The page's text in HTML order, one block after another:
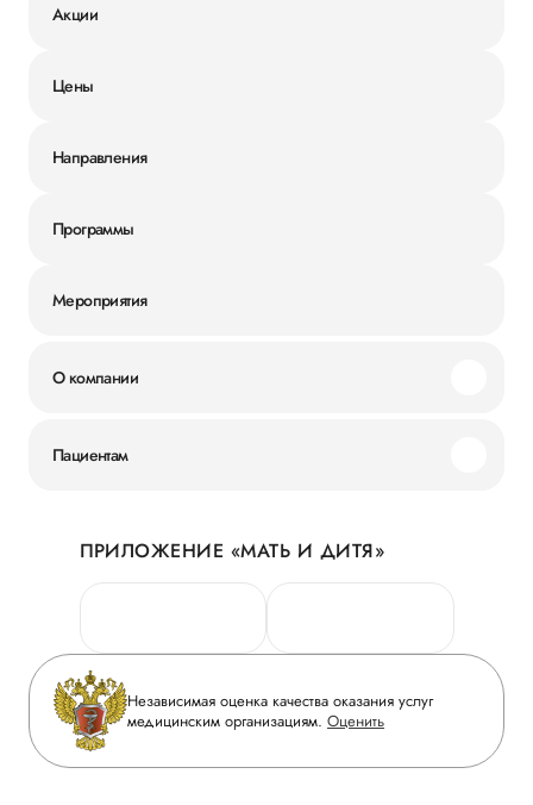
Акции
Цены
Направления
Программы
Мероприятия
О компании
Новости
Руководство
Сотрудничество
Инвесторам
Журнал «Мать и дитя»
Вакансии
Пациентам
Личный кабинет
Персональные данные
Горячая линия качества
Вопрос-ответ
Приложение пациента
Статьи
ПРИЛОЖЕНИЕ «МАТЬ И ДИТЯ»
Независимая оценка качества оказания услуг
медицинским организациям. Оценить